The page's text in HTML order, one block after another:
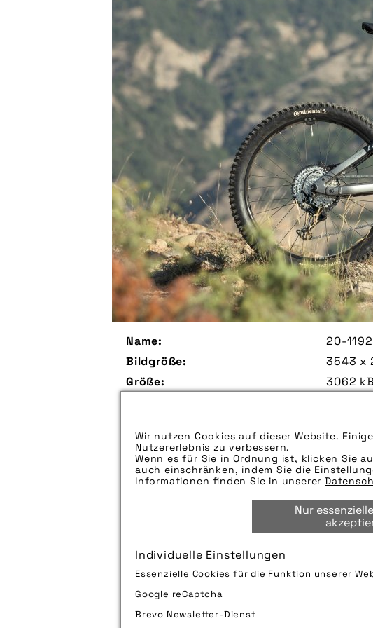
Wir nutzen Cookies auf dieser Website.
Nutzererlebnis zu verbessern.
Wenn es für Sie in Ordnung ist, klicken Sie
auch einschränken, indem Sie die
Informationen finden Sie in unserer
Nur
Individuelle Einstellungen
Essenzielle Cookies für die Funktion unserer
Google reCaptcha
Brevo Newsletter-Dienst
Name:
20-
Bildgröße:
3543 x
Größe:
3062 kB
Die
Mail
Zu verwendender Bildnachweis:
Quelle/
Technik-Info:
e-
Bild downloaden